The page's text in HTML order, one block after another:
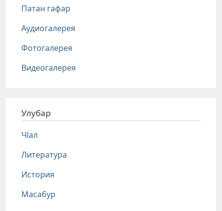
Патан гафар
Аудиогалерея
Фотогалерея
Видеогалерея
Улубар
Чlал
Литература
История
Масабур